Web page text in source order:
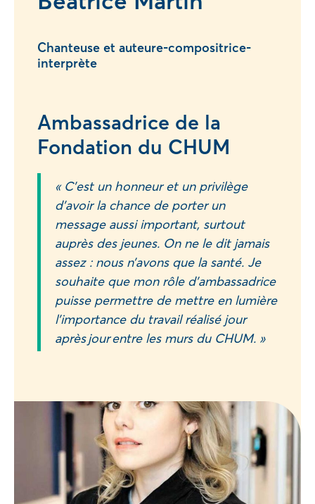
Chanteuse et auteure-compositrice-
interprète
Ambassadrice de la
Fondation du CHUM
« C’est un honneur et un privilège
d’avoir la chance de porter un
message aussi important, surtout
auprès des jeunes. On ne le dit jamais
assez : nous n’avons que la santé. Je
souhaite que mon rôle d’ambassadrice
puisse permettre de mettre en lumière
l’importance du travail réalisé jour
après jour entre les murs du CHUM. »